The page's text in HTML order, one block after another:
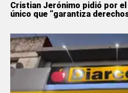
Cristian Jerónimo pidió por
único que “garantiza